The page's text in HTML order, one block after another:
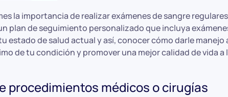
la importancia de realizar exámenes de sangre
plan de seguimiento personalizado que incluya
estado de salud actual y así, conocer cómo darle
de tu condición y promover una mejor calidad de vida a
procedimientos médicos o cirugías